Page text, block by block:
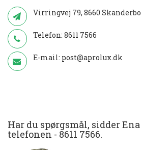
Virringvej 79, 8660
Telefon: 8611 7566
E-mail: post@aprolux.dk
Har du spørgsmål, sidder
telefonen - 8611 7566.